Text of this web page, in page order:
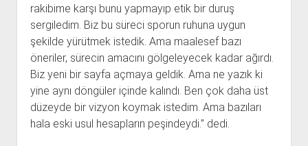
rakibime karşı bunu yapmayıp etik bir duruş
sergiledim. Biz bu süreci sporun ruhuna uygun
şekilde yürütmek istedik. Ama maalesef bazı
öneriler, sürecin amacını gölgeleyecek kadar ağırdı.
Biz yeni bir sayfa açmaya geldik. Ama ne yazık ki
yine aynı döngüler içinde kalındı. Ben çok daha üst
düzeyde bir vizyon koymak istedim. Ama bazıları
hala eski usul hesapların peşindeydi.” dedi.